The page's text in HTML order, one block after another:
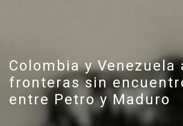
Colombia y Venezuela
fronteras sin
entre Petro y Maduro